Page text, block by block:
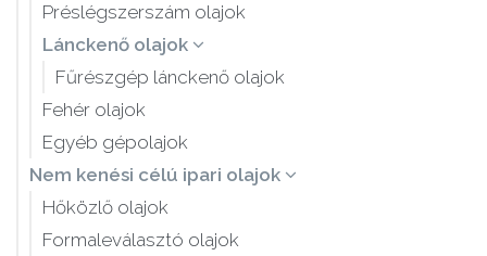
Préslégszerszám olajok
Lánckenő olajok
Fűrészgép lánckenő olajok
Fehér olajok
Egyéb gépolajok
Nem kenési célú ipari olajok
Hőközlő olajok
Formaleválasztó olajok